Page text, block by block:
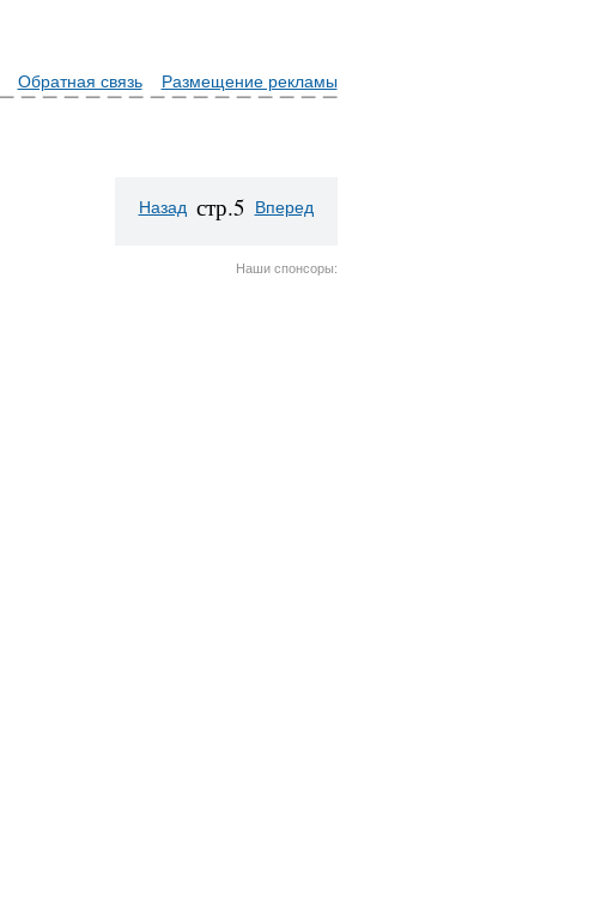
Обратная связь Размещение рекламы
Назад стр.5 Вперед
Наши спонсоры: